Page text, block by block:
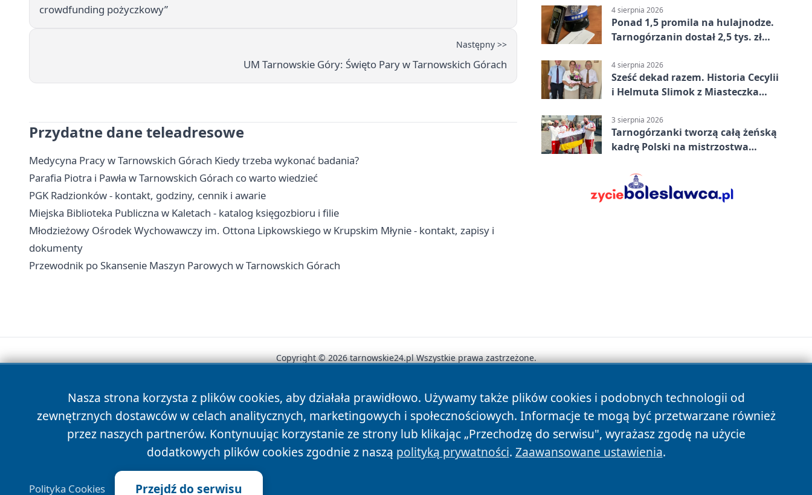
crowdfunding pożyczkowy”
Następny >>
UM Tarnowskie Góry: Święto Pary w Tarnowskich Górach
Przydatne dane teleadresowe
Medycyna Pracy w Tarnowskich Górach Kiedy trzeba wykonać badania?
Parafia Piotra i Pawła w Tarnowskich Górach co warto wiedzieć
PGK Radzionków - kontakt, godziny, cennik i awarie
Miejska Biblioteka Publiczna w Kaletach - katalog księgozbioru i filie
Młodzieżowy Ośrodek Wychowawczy im. Ottona Lipkowskiego w Krupskim Młynie - kontakt, zapisy i
dokumenty
Przewodnik po Skansenie Maszyn Parowych w Tarnowskich Górach
4 sierpnia 2026
Ponad 1,5 promila na hulajnodze.
Tarnogórzanin dostał 2,5 tys. zł
4 sierpnia 2026
Sześć dekad razem. Historia Cecylii
i Helmuta Slimok z Miasteczka
3 sierpnia 2026
Tarnogórzanki tworzą całą żeńską
kadrę Polski na mistrzostwa
Nasza strona korzysta z plików cookies, aby działała prawidłowo. Używamy także plików cookies i podobnych technologii od
zewnętrznych dostawców w celach analitycznych, marketingowych i społecznościowych. Informacje te mogą być przetwarzane również
przez naszych partnerów. Kontynuując korzystanie ze strony lub klikając „Przechodzę do serwisu", wyrażasz zgodę na użycie
dodatkowych plików cookies zgodnie z naszą polityką prywatności. Zaawansowane ustawienia.
Polityka Cookies Przejdź do serwisu
Copyright © 2026 tarnowskie24.pl Wszystkie prawa zastrzeżone.
News Autorzy Polityka Prywatności Polityka Cookies